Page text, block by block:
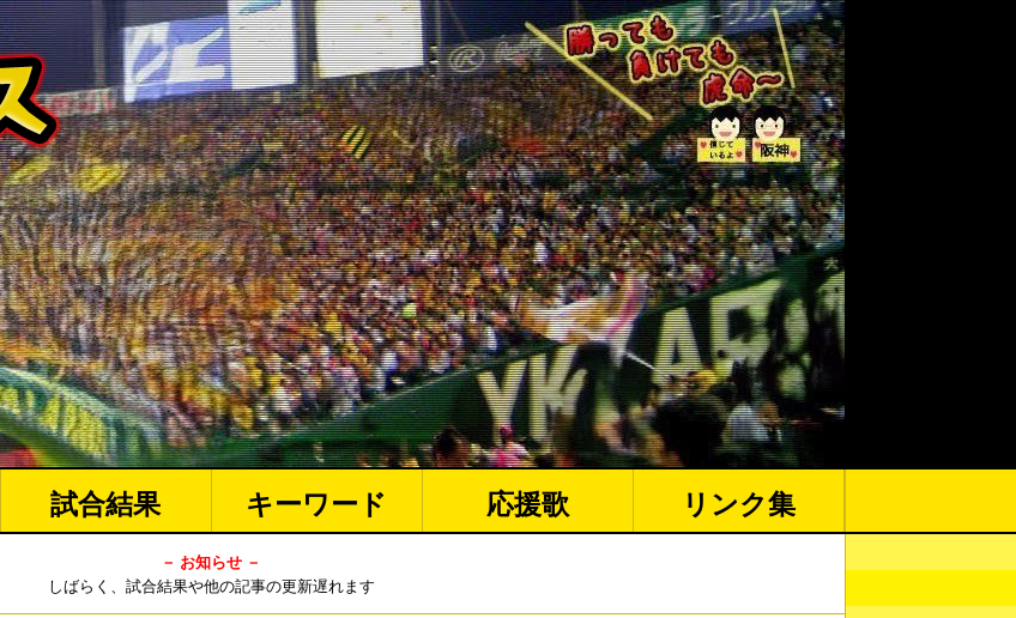
試合結果 キーワード 応援歌 リンク集
－ お知らせ －
しばらく、試合結果や他の記事の更新遅れます